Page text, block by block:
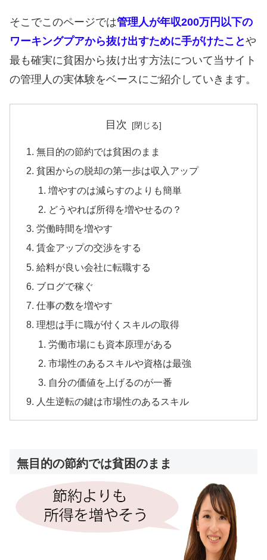
そこでこのページでは管理人が年収200万円以下の
ワーキングプアから抜け出すために手がけたことや
最も確実に貧困から抜け出す方法について当サイト
の管理人の実体験をベースにご紹介していきます。
目次
無目的の節約では貧困のまま
貧困からの脱却の第一歩は収入アップ
増やすのは減らすのよりも簡単
どうやれば所得を増やせるの？
労働時間を増やす
賃金アップの交渉をする
給料が良い会社に転職する
ブログで稼ぐ
仕事の数を増やす
理想は手に職が付くスキルの取得
労働市場にも資本原理がある
市場性のあるスキルや資格は最強
自分の価値を上げるのが一番
人生逆転の鍵は市場性のあるスキル
無目的の節約では貧困のまま